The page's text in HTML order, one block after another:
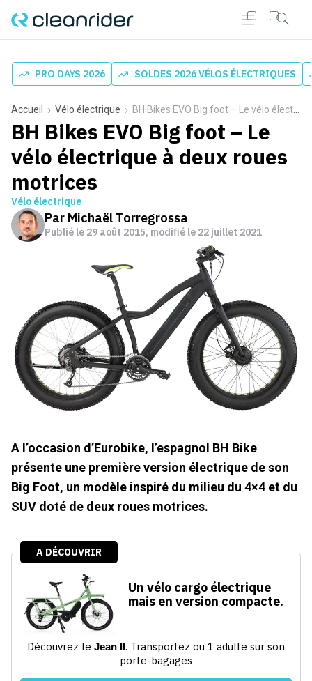
PRO DAYS 2026 SOLDES 2026 VÉLOS ÉLECTRIQUES
Accueil Vélo électrique BH Bikes EVO Big foot – Le vélo électrique à deux roues motrices
BH Bikes EVO Big foot – Le
vélo électrique à deux roues
motrices
Vélo électrique
Par Michaël Torregrossa
Publié le 29 août 2015, modifié le 22 juillet 2021
A l’occasion d’Eurobike, l’espagnol BH Bike
présente une première version électrique de son
Big Foot, un modèle inspiré du milieu du 4×4 et du
SUV doté de deux roues motrices.